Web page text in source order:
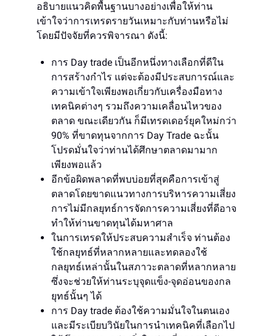
อธิบายแนวคิดพื้นฐานบางอย่างเพื่อให้ท่าน
เข้าใจว่าการเทรดรายวันเหมาะกับท่านหรือไม่
โดยมีปัจจัยที่ควรพิจารณา ดังนี้:
การ Day trade เป็นอีกหนึ่งทางเลือกที่ดีใน
การสร้างกำไร แต่จะต้องมีประสบการณ์และ
ความเข้าใจเพียงพอเกี่ยวกับเครื่องมือทาง
เทคนิคต่างๆ รวมถึงความเคลื่อนไหวของ
ตลาด ขณะเดียวกัน ก็มีเทรดเดอร์ยุคใหม่กว่า
90% ที่ขาดทุนจากการ Day Trade ฉะนั้น
โปรดมั่นใจว่าท่านได้ศึกษาตลาดมามาก
เพียงพอแล้ว
อีกข้อผิดพลาดที่พบบ่อยที่สุดคือการเข้าสู่
ตลาดโดยขาดแนวทางการบริหารความเสี่ยง
การไม่มีกลยุทธ์การจัดการความเสี่ยงที่ดีอาจ
ทำให้ท่านขาดทุนได้มหาศาล
ในการเทรดให้ประสบความสำเร็จ ท่านต้อง
ใช้กลยุทธ์ที่หลากหลายและทดลองใช้
กลยุทธ์เหล่านั้นในสภาวะตลาดที่หลากหลาย
ซึ่งจะช่วยให้ท่านระบุจุดแข็ง-จุดอ่อนของกล
ยุทธ์นั้นๆ ได้
การ Day trade ต้องใช้ความมั่นใจในตนเอง
และมีระเบียบวินัยในการนำเทคนิคที่เลือกไป